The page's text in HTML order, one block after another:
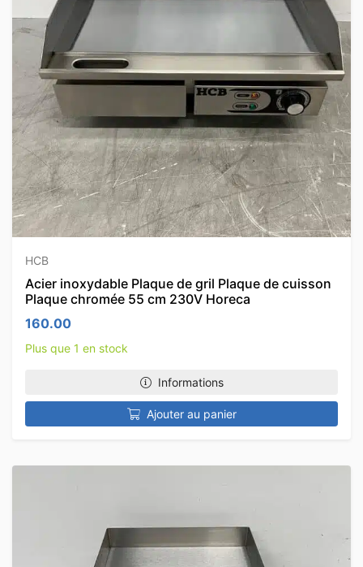
HCB
Acier inoxydable Plaque de gril Plaque de cuisson
Plaque chromée 55 cm 230V Horeca
160.00
Plus que 1 en stock
Informations
Ajouter au panier